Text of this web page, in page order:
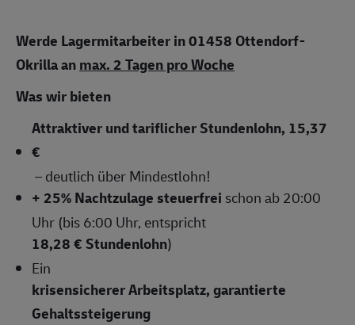
Werde Lagermitarbeiter in 01458 Ottendorf-
Okrillaanmax. 2 Tagen pro Woche
Was wir bieten
Attraktiver und tariflicher Stundenlohn, 15,37
€
– deutlich über Mindestlohn!
+ 25% Nachtzulage steuerfrei schon ab 20:00
Uhr (bis 6:00 Uhr, entspricht
18,28 € Stundenlohn)
Ein
krisensicherer Arbeitsplatz, garantierte
Gehaltssteigerung